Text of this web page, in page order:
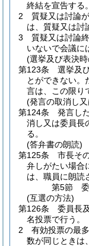
終結を宣告する。
2
質疑又は討論
は、質疑又は討
3
質疑又は討論
いないで会議に
(選挙及び表決
第123条
選挙及
とができない。
言は、この限り
(発言の取消し
第124条
発言し
消し又は委員長
る。
(答弁書の朗読)
第125条
市長そ
弁しがたい場合
は、職員に朗読
第5節
(互選の方法)
第126条
委員長
名投票で行う。
2
有効投票の最
数が同じときは